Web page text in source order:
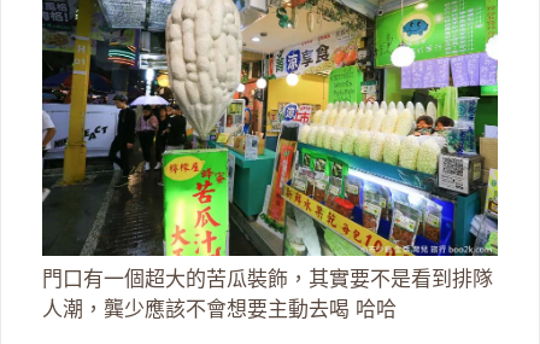
門口有一個超大的苦瓜裝飾，其實要不是看到排隊
人潮，龔少應該不會想要主動去喝 哈哈